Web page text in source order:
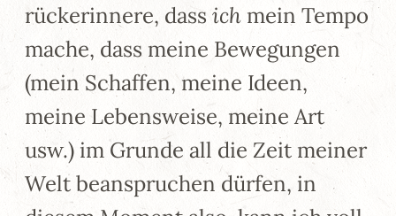
rückerinnere, dass ich mein Tempo
mache, dass meine Bewegungen
(mein Schaffen, meine Ideen,
meine Lebensweise, meine Art
usw.) im Grunde all die Zeit meiner
Welt beanspruchen dürfen, in